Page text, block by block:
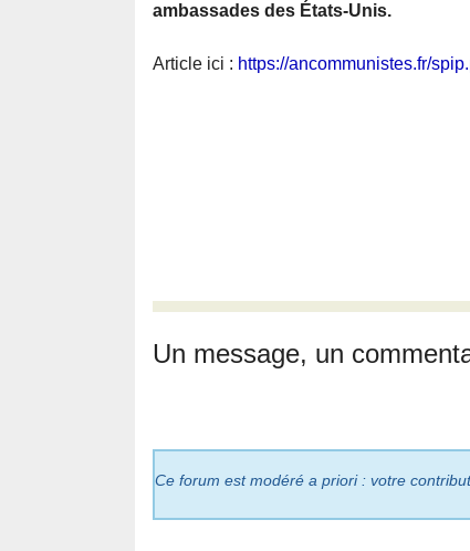
ambassades des États-Unis.
Article ici : https://ancommunistes.fr/
Un message, un
Ce forum est modéré a priori : votre